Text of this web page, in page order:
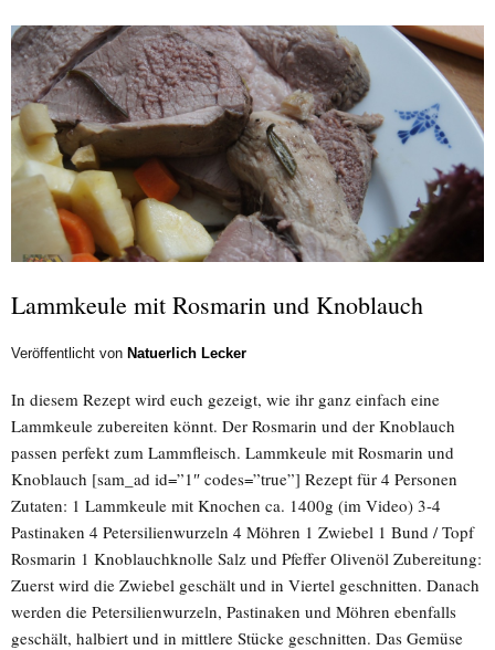
Lammkeule mit Rosmarin und Knoblauch
Veröffentlicht von Natuerlich Lecker
In diesem Rezept wird euch gezeigt, wie ihr ganz einfach eine
Lammkeule zubereiten könnt. Der Rosmarin und der Knoblauch
passen perfekt zum Lammfleisch. Lammkeule mit Rosmarin und
Knoblauch [sam_ad id=”1″ codes=”true”] Rezept für 4 Personen
Zutaten: 1 Lammkeule mit Knochen ca. 1400g (im Video) 3-4
Pastinaken 4 Petersilienwurzeln 4 Möhren 1 Zwiebel 1 Bund / Topf
Rosmarin 1 Knoblauchknolle Salz und Pfeffer Olivenöl Zubereitung:
Zuerst wird die Zwiebel geschält und in Viertel geschnitten. Danach
werden die Petersilienwurzeln, Pastinaken und Möhren ebenfalls
geschält, halbiert und in mittlere Stücke geschnitten. Das Gemüse